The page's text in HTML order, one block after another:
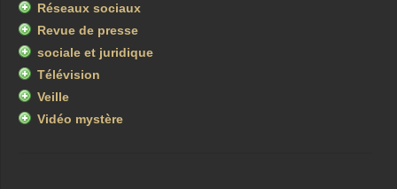
Réseaux sociaux
Revue de presse
sociale et juridique
Télévision
Veille
Vidéo mystère